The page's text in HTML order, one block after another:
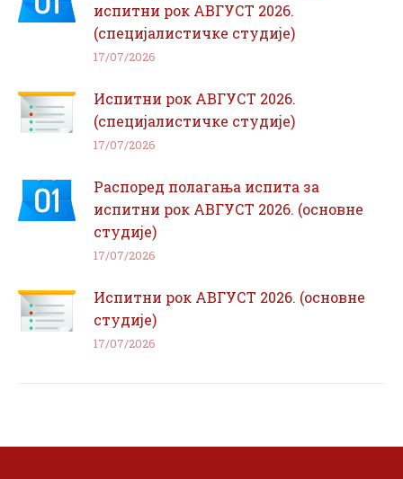
испитни рок АВГУСТ 2026.
(специјалистичке студије)
17/07/2026
Испитни рок АВГУСТ 2026.
(специјалистичке студије)
17/07/2026
Распоред полагања испита за
испитни рок АВГУСТ 2026. (основне
студије)
17/07/2026
Испитни рок АВГУСТ 2026. (основне
студије)
17/07/2026